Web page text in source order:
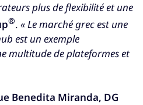
plus de flexibilité et une
®. « Le marché grec est une
est un exemple
multitude de plateformes et
Benedita Miranda, DG